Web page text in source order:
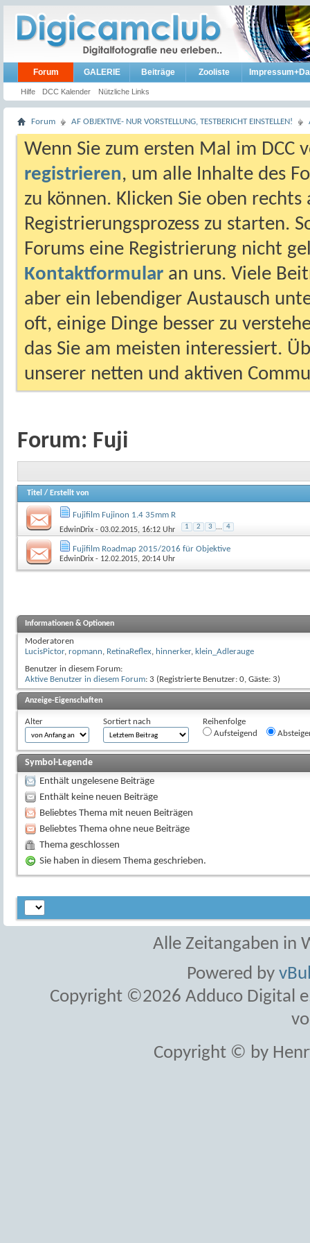
Forum
Hilfe DCC Kalender Nützliche Links
GALERIE Beiträge Zooliste
Forum AF OBJEKTIVE- NUR VORSTELLUNG, TESTBERICHT EINSTELLEN!
Wenn Sie zum ersten Mal im DCC
registrieren, um alle Inhalte des
zu können. Klicken Sie oben
Registrierungsprozess zu starten.
Forums eine Registrierung nicht
Kontaktformular an uns. Viele
aber ein lebendiger Austausch
oft, einige Dinge besser zu
das Sie am meisten interessiert.
unserer netten und aktiven
Forum: Fuji
Titel / Erstellt von
Fujifilm Fujinon 1.4 35mm R
EdwinDrix - 03.02.2015, 16:12 Uhr 1 2 3 ... 4
Fujifilm Roadmap 2015/2016 für Objektive
EdwinDrix - 12.02.2015, 20:14 Uhr
Informationen & Optionen
Moderatoren
LucisPictor, ropmann, RetinaReflex, hinnerker, klein_Adlerauge
Benutzer in diesem Forum:
Aktive Benutzer in diesem Forum: 3 (Registrierte Benutzer: 0, Gäste: 3)
Anzeige-Eigenschaften
Alter Sortiert nach
Reihenfolge
Aufsteigend
Symbol-Legende
Enthält ungelesene Beiträge
Enthält keine neuen Beiträge
Beliebtes Thema mit neuen Beiträgen
Beliebtes Thema ohne neue Beiträge
Thema geschlossen
Sie haben in diesem Thema geschrieben.
Alle Zeitangaben in
Powered by
Copyright ©2026 Adduco Digital
Copyright © by